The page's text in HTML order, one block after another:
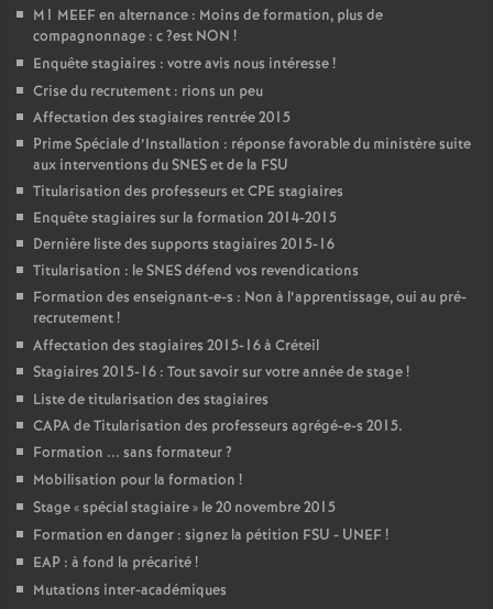
M1 MEEFen alternance : Moins de formation, plus de
compagnonnage : c?est NON !
Enquête stagiaires : votre avis nous intéresse!
Crise du recrutement : rions un peu
Affectation des stagiaires rentrée 2015
Prime Spéciale d’Installation : réponse favorable du ministère suite
aux interventions duSNESet de la FSU
Titularisation des professeurs etCPE stagiaires
Enquête stagiaires sur la formation 2014-2015
Dernière liste des supports stagiaires 2015-16
Titularisation : leSNESdéfend vos revendications
Formation des enseignant-e-s : Non à l’apprentissage, oui au pré-
recrutement!
Affectation des stagiaires 2015-16 à Créteil
Stagiaires 2015-16 : Tout savoir sur votre année de stage!
Liste de titularisation des stagiaires
CAPAde Titularisation des professeurs agrégé-e-s 2015.
Formation ... sans formateur?
Mobilisation pour la formation !
Stage «spécial stagiaire» le 20 novembre 2015
Formation en danger : signez la pétition FSU - UNEF!
EAP : à fond la précarité!
Mutations inter-académiques